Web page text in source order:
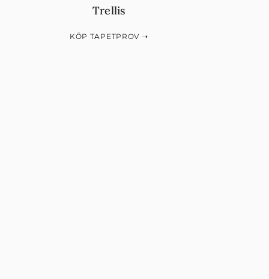
Trellis
KÖP TAPETPROV ➝